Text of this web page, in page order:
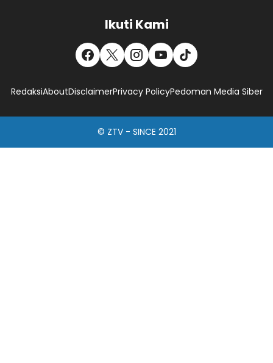
Ikuti Kami
RedaksiAboutDisclaimerPrivacy PolicyPedoman Media Siber
© ZTV - SINCE 2021